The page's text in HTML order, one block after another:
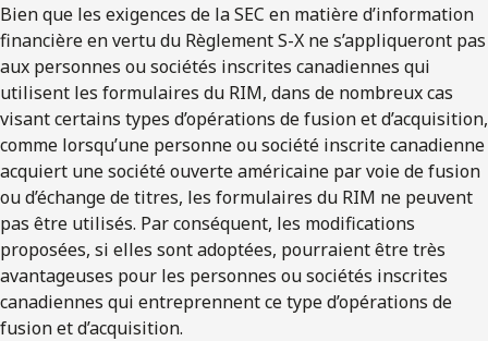
Bien que les exigences de la SEC en matière d’information
financière en vertu du Règlement S-X ne s’appliqueront pas
aux personnes ou sociétés inscrites canadiennes qui
utilisent les formulaires du RIM, dans de nombreux cas
visant certains types d’opérations de fusion et d’acquisition,
comme lorsqu’une personne ou société inscrite canadienne
acquiert une société ouverte américaine par voie de fusion
ou d’échange de titres, les formulaires du RIM ne peuvent
pas être utilisés. Par conséquent, les modifications
proposées, si elles sont adoptées, pourraient être très
avantageuses pour les personnes ou sociétés inscrites
canadiennes qui entreprennent ce type d’opérations de
fusion et d’acquisition.